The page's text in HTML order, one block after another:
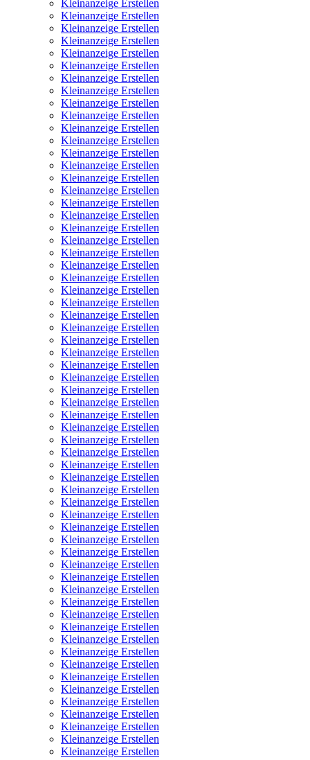
Kleinanzeige Erstellen
Kleinanzeige Erstellen
Kleinanzeige Erstellen
Kleinanzeige Erstellen
Kleinanzeige Erstellen
Kleinanzeige Erstellen
Kleinanzeige Erstellen
Kleinanzeige Erstellen
Kleinanzeige Erstellen
Kleinanzeige Erstellen
Kleinanzeige Erstellen
Kleinanzeige Erstellen
Kleinanzeige Erstellen
Kleinanzeige Erstellen
Kleinanzeige Erstellen
Kleinanzeige Erstellen
Kleinanzeige Erstellen
Kleinanzeige Erstellen
Kleinanzeige Erstellen
Kleinanzeige Erstellen
Kleinanzeige Erstellen
Kleinanzeige Erstellen
Kleinanzeige Erstellen
Kleinanzeige Erstellen
Kleinanzeige Erstellen
Kleinanzeige Erstellen
Kleinanzeige Erstellen
Kleinanzeige Erstellen
Kleinanzeige Erstellen
Kleinanzeige Erstellen
Kleinanzeige Erstellen
Kleinanzeige Erstellen
Kleinanzeige Erstellen
Kleinanzeige Erstellen
Kleinanzeige Erstellen
Kleinanzeige Erstellen
Kleinanzeige Erstellen
Kleinanzeige Erstellen
Kleinanzeige Erstellen
Kleinanzeige Erstellen
Kleinanzeige Erstellen
Kleinanzeige Erstellen
Kleinanzeige Erstellen
Kleinanzeige Erstellen
Kleinanzeige Erstellen
Kleinanzeige Erstellen
Kleinanzeige Erstellen
Kleinanzeige Erstellen
Kleinanzeige Erstellen
Kleinanzeige Erstellen
Kleinanzeige Erstellen
Kleinanzeige Erstellen
Kleinanzeige Erstellen
Kleinanzeige Erstellen
Kleinanzeige Erstellen
Kleinanzeige Erstellen
Kleinanzeige Erstellen
Kleinanzeige Erstellen
Kleinanzeige Erstellen
Kleinanzeige Erstellen
Kleinanzeige Erstellen